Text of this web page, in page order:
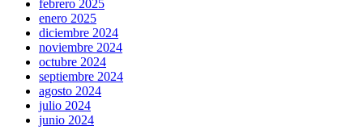
febrero 2025
enero 2025
diciembre 2024
noviembre 2024
octubre 2024
septiembre 2024
agosto 2024
julio 2024
junio 2024